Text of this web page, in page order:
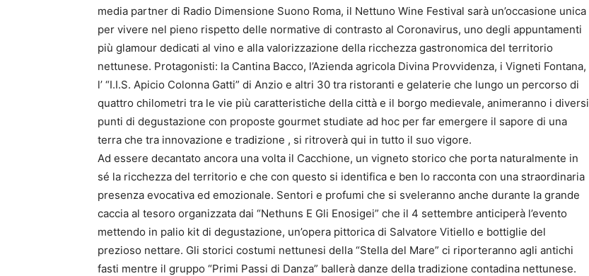
media partner di Radio Dimensione Suono Roma, il Nettuno Wine Festival sarà un’occasione unica
per vivere nel pieno rispetto delle normative di contrasto al Coronavirus, uno degli appuntamenti
più glamour dedicati al vino e alla valorizzazione della ricchezza gastronomica del territorio
nettunese. Protagonisti: la Cantina Bacco, l’Azienda agricola Divina Provvidenza, i Vigneti Fontana,
l’ “I.I.S. Apicio Colonna Gatti” di Anzio e altri 30 tra ristoranti e gelaterie che lungo un percorso di
quattro chilometri tra le vie più caratteristiche della città e il borgo medievale, animeranno i diversi
punti di degustazione con proposte gourmet studiate ad hoc per far emergere il sapore di una
terra che tra innovazione e tradizione , si ritroverà qui in tutto il suo vigore.
Ad essere decantato ancora una volta il Cacchione, un vigneto storico che porta naturalmente in
sé la ricchezza del territorio e che con questo si identifica e ben lo racconta con una straordinaria
presenza evocativa ed emozionale. Sentori e profumi che si sveleranno anche durante la grande
caccia al tesoro organizzata dai “Nethuns E Gli Enosigei” che il 4 settembre anticiperà l’evento
mettendo in palio kit di degustazione, un’opera pittorica di Salvatore Vitiello e bottiglie del
prezioso nettare. Gli storici costumi nettunesi della “Stella del Mare” ci riporteranno agli antichi
fasti mentre il gruppo “Primi Passi di Danza” ballerà danze della tradizione contadina nettunese.